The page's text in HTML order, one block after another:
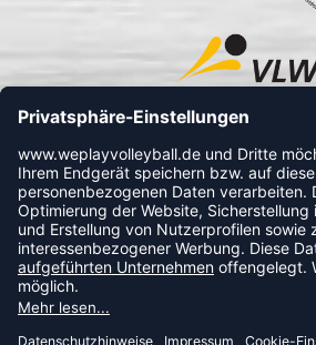
FOLLOW US